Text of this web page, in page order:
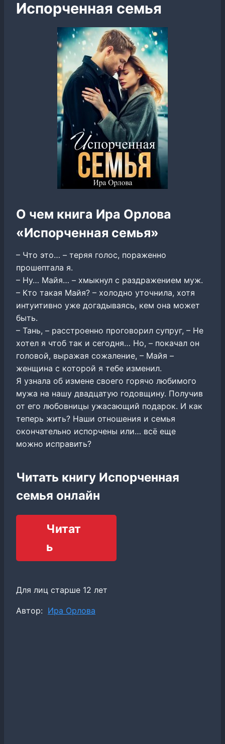
Испорченная семья
О чем книга Ира Орлова
«Испорченная семья»
– Что это… – теряя голос, пораженно
прошептала я.
– Ну… Майя… – хмыкнул с раздражением муж.
– Кто такая Майя? – холодно уточнила, хотя
интуитивно уже догадываясь, кем она может
быть.
– Тань, – расстроенно проговорил супруг, – Не
хотел я чтоб так и сегодня… Но, – покачал он
головой, выражая сожаление, – Майя –
женщина с которой я тебе изменил.
Я узнала об измене своего горячо любимого
мужа на нашу двадцатую годовщину. Получив
от его любовницы ужасающий подарок. И как
теперь жить? Наши отношения и семья
окончательно испорчены или… всё еще
можно исправить?
Читать книгу Испорченная
семья онлайн
Читат
ь
Для лиц старше 12 лет
Метки
Автор: Ира Орлова